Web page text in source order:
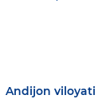
Andijon viloyati